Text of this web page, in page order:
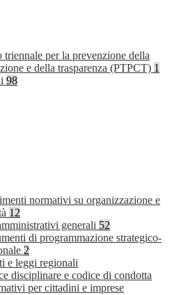
triennale per la prevenzione della
e della trasparenza (PTPCT) 1
98
normativi su organizzazione e
12
generali 52
di programmazione strategico-
2
e leggi regionali
disciplinare e codice di condotta
per cittadini e imprese